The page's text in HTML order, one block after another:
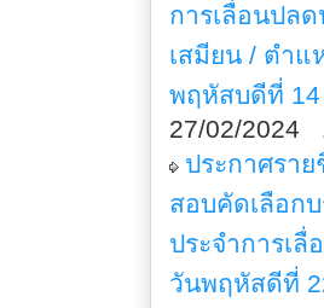
การเลื่อนปล
เสมียน / ตำ
พฤหัสบดีที่ 14
27/02/2024
ประกาศรา
สอบคัดเลือก
ประจำการเ
วันพฤหัสดีที่